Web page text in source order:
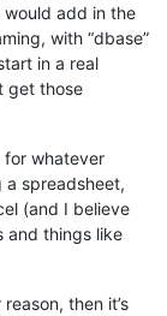
add in the
with “dbase”
in a real
get those
for whatever
a spreadsheet,
(and I believe
and things like
then it’s